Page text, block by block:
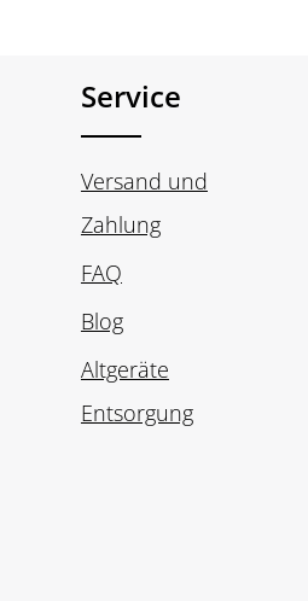
Service
Versand und
Zahlung
FAQ
Blog
Altgeräte
Entsorgung